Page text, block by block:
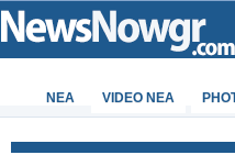
ΝΕΑ VIDEO NEA